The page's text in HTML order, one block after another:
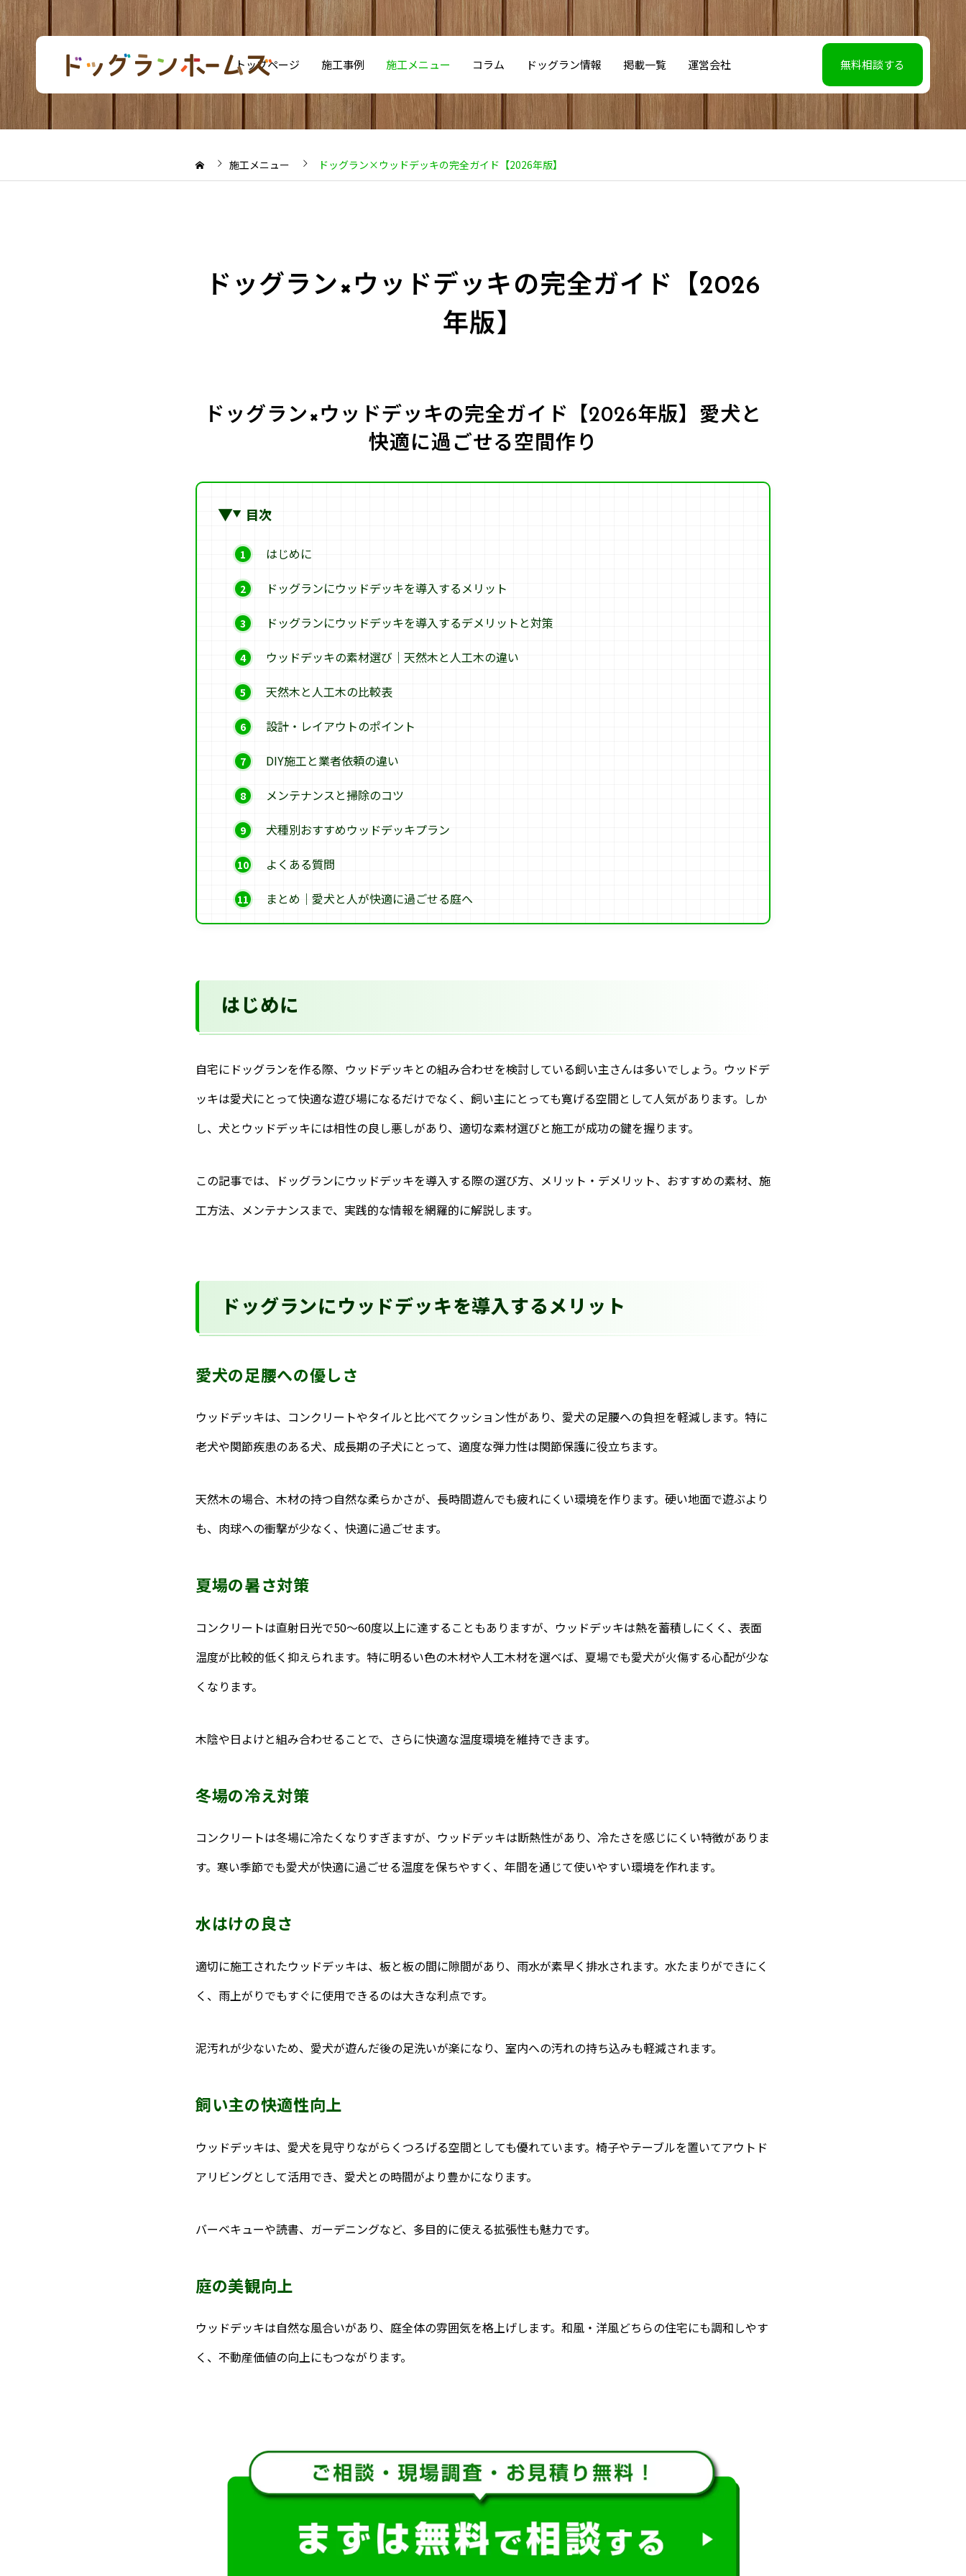
トップページ 施工事例 施工メニュー コラム ドッグラン情報 掲載一覧 運営会社 無料相談する
施工メニュー ドッグラン×ウッドデッキの完全ガイド【2026年版】
ドッグラン×ウッドデッキの完全ガイド【2026
年版】
ドッグラン×ウッドデッキの完全ガイド【2026年版】愛犬と
快適に過ごせる空間作り
目次
はじめに
ドッグランにウッドデッキを導入するメリット
ドッグランにウッドデッキを導入するデメリットと対策
ウッドデッキの素材選び｜天然木と人工木の違い
天然木と人工木の比較表
設計・レイアウトのポイント
DIY施工と業者依頼の違い
メンテナンスと掃除のコツ
犬種別おすすめウッドデッキプラン
よくある質問
まとめ｜愛犬と人が快適に過ごせる庭へ
はじめに
自宅にドッグランを作る際、ウッドデッキとの組み合わせを検討している飼い主さんは多いでしょう。ウッドデ
ッキは愛犬にとって快適な遊び場になるだけでなく、飼い主にとっても寛げる空間として人気があります。しか
し、犬とウッドデッキには相性の良し悪しがあり、適切な素材選びと施工が成功の鍵を握ります。
この記事では、ドッグランにウッドデッキを導入する際の選び方、メリット・デメリット、おすすめの素材、施
工方法、メンテナンスまで、実践的な情報を網羅的に解説します。
ドッグランにウッドデッキを導入するメリット
愛犬の足腰への優しさ
ウッドデッキは、コンクリートやタイルと比べてクッション性があり、愛犬の足腰への負担を軽減します。特に
老犬や関節疾患のある犬、成長期の子犬にとって、適度な弾力性は関節保護に役立ちます。
天然木の場合、木材の持つ自然な柔らかさが、長時間遊んでも疲れにくい環境を作ります。硬い地面で遊ぶより
も、肉球への衝撃が少なく、快適に過ごせます。
夏場の暑さ対策
コンクリートは直射日光で50〜60度以上に達することもありますが、ウッドデッキは熱を蓄積しにくく、表面
温度が比較的低く抑えられます。特に明るい色の木材や人工木材を選べば、夏場でも愛犬が火傷する心配が少な
くなります。
木陰や日よけと組み合わせることで、さらに快適な温度環境を維持できます。
冬場の冷え対策
コンクリートは冬場に冷たくなりすぎますが、ウッドデッキは断熱性があり、冷たさを感じにくい特徴がありま
す。寒い季節でも愛犬が快適に過ごせる温度を保ちやすく、年間を通じて使いやすい環境を作れます。
水はけの良さ
適切に施工されたウッドデッキは、板と板の間に隙間があり、雨水が素早く排水されます。水たまりができにく
く、雨上がりでもすぐに使用できるのは大きな利点です。
泥汚れが少ないため、愛犬が遊んだ後の足洗いが楽になり、室内への汚れの持ち込みも軽減されます。
飼い主の快適性向上
ウッドデッキは、愛犬を見守りながらくつろげる空間としても優れています。椅子やテーブルを置いてアウトド
アリビングとして活用でき、愛犬との時間がより豊かになります。
バーベキューや読書、ガーデニングなど、多目的に使える拡張性も魅力です。
庭の美観向上
ウッドデッキは自然な風合いがあり、庭全体の雰囲気を格上げします。和風・洋風どちらの住宅にも調和しやす
く、不動産価値の向上にもつながります。